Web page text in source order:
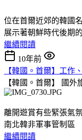
位在首爾近郊的韓國
展示著朝鮮時代後期
繼續閱讀
10年前
【韓國。首爾】工作
【韓國。首爾】
國外
離開遊賞有些緊張氣
南北韓非軍事管制區
繼續閱讀